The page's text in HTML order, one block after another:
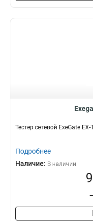
Тестер сетевой ExeGate
Подробнее
Наличие: В наличии